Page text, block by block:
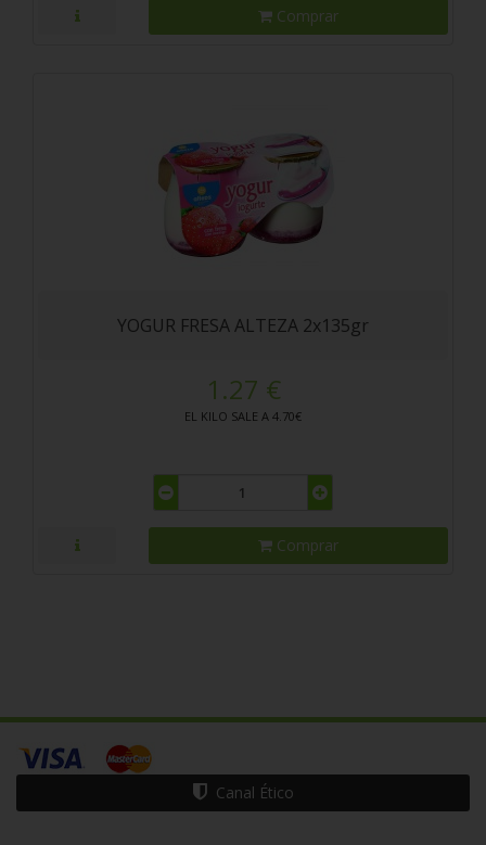
Comprar
YOGUR FRESA ALTEZA 2x135gr
1.27 €
EL KILO SALE A 4.70€
Comprar
Canal Ético